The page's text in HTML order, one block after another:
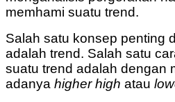
memhami suatu trend.
Salah satu konsep penting
adalah trend. Salah satu
suatu trend adalah dengan
adanya higher high atau